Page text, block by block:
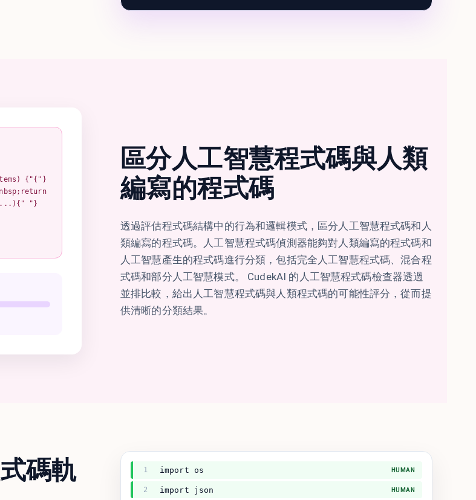
{"{"}
"}
區分人工智慧程式碼與人類
編寫的程式碼
透過評估程式碼結構中的行為和邏輯模式，區分人工智慧程式碼和人
類編寫的程式碼。人工智慧程式碼偵測器能夠對人類編寫的程式碼和
人工智慧產生的程式碼進行分類，包括完全人工智慧程式碼、混合程
式碼和部分人工智慧模式。 CudekAI 的人工智慧程式碼檢查器透過
並排比較，給出人工智慧程式碼與人類程式碼的可能性評分，從而提
供清晰的分類結果。
碼軌
1 import os HUMAN
2 import json HUMAN